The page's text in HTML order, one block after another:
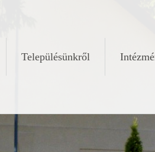
Településünkről